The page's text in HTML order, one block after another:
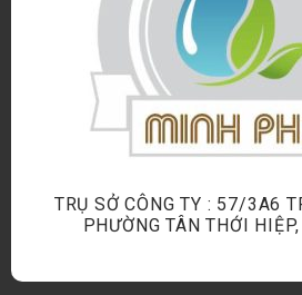
TRỤ SỞ CÔNG TY : 57/3A6
PHƯỜNG TÂN THỚI